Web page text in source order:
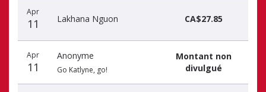
Apr
11 Lakhana Nguon CA$27.85
Apr
11
Anonyme
Go Katlyne, go!
Montant non
divulgué